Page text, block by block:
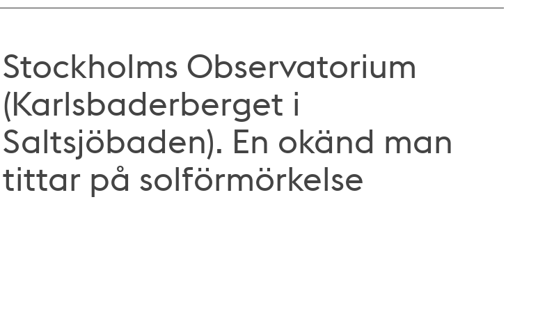
Stockholms Observatorium
(Karlsbaderberget i
Saltsjöbaden). En okänd man
tittar på solförmörkelse